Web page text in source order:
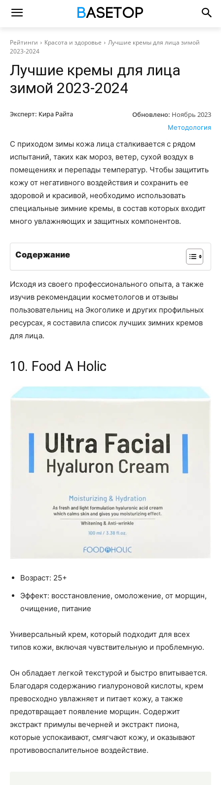
Рейтинги Красота и здоровье
Лучшие кремы для лица зимой
2023-2024
Лучшие кремы для лица
зимой 2023-2024
Эксперт: Кира Райта Обновлено: Ноябрь 2023
Методология
С приходом зимы кожа лица сталкивается с рядом
испытаний, таких как мороз, ветер, сухой воздух в
помещениях и перепады температур. Чтобы защитить
кожу от негативного воздействия и сохранить ее
здоровой и красивой, необходимо использовать
специальные зимние кремы, в состав которых входит
много увлажняющих и защитных компонентов.
Содержание
Исходя из своего профессионального опыта, а также
изучив рекомендации косметологов и отзывы
пользовательниц на Экоголике и других профильных
ресурсах, я составила список лучших зимних кремов
для лица.
10. Food A Holic
Возраст: 25+
Эффект: восстановление, омоложение, от морщин,
очищение, питание
Универсальный крем, который подходит для всех
типов кожи, включая чувствительную и проблемную.
Он обладает легкой текстурой и быстро впитывается.
Благодаря содержанию гиалуроновой кислоты, крем
превосходно увлажняет и питает кожу, а также
предотвращает появление морщин. Содержит
экстракт примулы вечерней и экстракт пиона,
которые успокаивают, смягчают кожу, и оказывают
противовоспалительное воздействие.